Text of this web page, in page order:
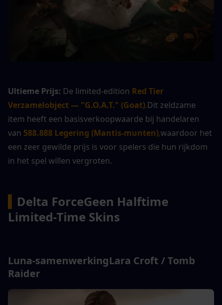
Ultieme Prijs: De limited-edition Red Tier
Verzamelobject — "G.O.A.T." (Goat).Dit zeldzame
item heeft een basisverkoopwaarde bij handelaren
van 588.888 Legering (Mantis-munten),waardoor het
een zeer gewilde prijs is voor spelers die hun rijkdom
in het spel willen vergroten.
Delta ForceGeen Halftime
Limited-Time Skins
Luna-samenwerkingLara Croft / Tomb
Raider